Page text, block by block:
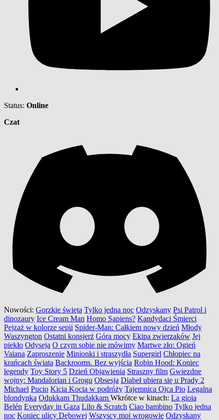
Status: Online
Czat
Nowości: Gorzkie święta Tylko jedna noc Odzyskany Psi Patrol i
dinozaury Ice Cream Man Homo Sapiens? Kandydaci Śmierci
Pejzaż w kolorze sepii Spider-Man: Całkiem nowy dzień Młody
Waszyngton Ostatni konsjerż Góra mocy Ekipa zwierzaków Jej
piekło Odyseja O czym sobie nie mówimy Martwe zło: Ogień
Vaiana Zaproszenie Minionki i straszydła Supergirl Chłopiec na
krańcach świata Backrooms. Bez wyjścia Robin Hood: Koniec
legendy Toy Story 5 Dzień Objawienia Straszny film Gwiezdne
wojny: Mandalorian i Grogu Obsesja Diabeł ubiera się u Prady 2
Michael Pucio Kicia Kocia w podróży Tajemnica Ojca Pio Legalna
blondynka Odukkam Thudakkam Wkrótce w kinach: La gioia
Belén Everyday in Gaza Lilo & Scratch Ciao bambino Tylko jedna
noc Koniec ulicy Dębowej Wszyscy moi wrogowie Odzyskany